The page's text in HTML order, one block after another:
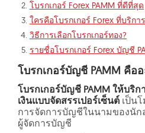
การศึกษา FOREX
คำถามเกี่ยวกับการเทรด
ติดต่อสอบถาม
เปิดบัญชีโดยไม่
โบรกเกอร์ Forex PAMM ที่ดีที่สุด
ใครคือโบรกเกอร์ Forex ที่บริกา
วิธีการเลือกโบรกเกอร์ทอง?
รายชื่อโบรกเกอร์ Forex บัญชี
โบรกเกอร์บัญชี PAMM คืออ
โบรกเกอร์บัญชี PAMM ให้บริก
เงินแบบจัดสรรเปอร์เซ็นต์ เป็น
การจัดการบัญชีในนามของนัก
ผู้จัดการบัญชี